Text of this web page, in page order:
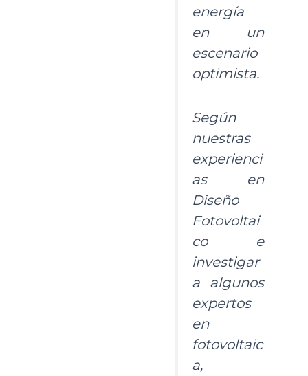
energía
en un
escenario
optimista.
Según
nuestras
experienci
as en
Diseño
Fotovoltai
co e
investigar
a algunos
expertos
en
fotovoltaic
a,